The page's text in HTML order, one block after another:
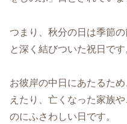
つまり、秋分の日は季節
と深く結びついた祝日です
お彼岸の中日にあたるた
えたり、亡くなった家族
のにふさわしい日です。